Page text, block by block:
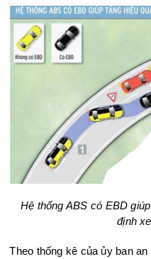
Hệ thống ABS có EBD
định
Theo thống kê của ủy ban